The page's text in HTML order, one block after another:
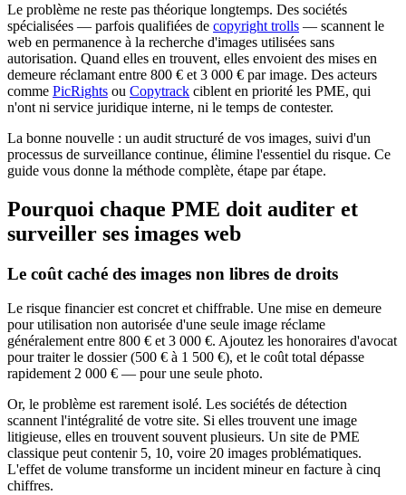
Le problème ne reste pas théorique longtemps. Des sociétés
spécialisées — parfois qualifiées de copyright trolls — scannent le
web en permanence à la recherche d'images utilisées sans
autorisation. Quand elles en trouvent, elles envoient des mises en
demeure réclamant entre 800 € et 3 000 € par image. Des acteurs
comme PicRights ou Copytrack ciblent en priorité les PME, qui
n'ont ni service juridique interne, ni le temps de contester.
La bonne nouvelle : un audit structuré de vos images, suivi d'un
processus de surveillance continue, élimine l'essentiel du risque. Ce
guide vous donne la méthode complète, étape par étape.
Pourquoi chaque PME doit auditer et
surveiller ses images web
Le coût caché des images non libres de droits
Le risque financier est concret et chiffrable. Une mise en demeure
pour utilisation non autorisée d'une seule image réclame
généralement entre 800 € et 3 000 €. Ajoutez les honoraires d'avocat
pour traiter le dossier (500 € à 1 500 €), et le coût total dépasse
rapidement 2 000 € — pour une seule photo.
Or, le problème est rarement isolé. Les sociétés de détection
scannent l'intégralité de votre site. Si elles trouvent une image
litigieuse, elles en trouvent souvent plusieurs. Un site de PME
classique peut contenir 5, 10, voire 20 images problématiques.
L'effet de volume transforme un incident mineur en facture à cinq
chiffres.